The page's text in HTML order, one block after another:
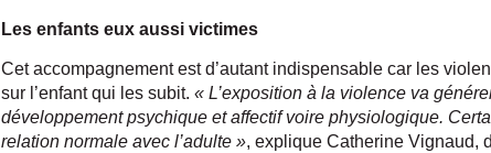
Les enfants eux aussi victimes
Cet accompagnement est d’autant indispensable car les
sur l’enfant qui les subit. « L’exposition à la violence va
développement psychique et affectif voire physiologique.
relation normale avec l’adulte », explique Catherine Vignaud,